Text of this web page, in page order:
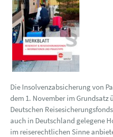
Die Insolvenzabsicherung von
dem 1. November im Grundsatz
Deutschen
auch in Deutschland gelegene
im reiserechtlichen Sinne